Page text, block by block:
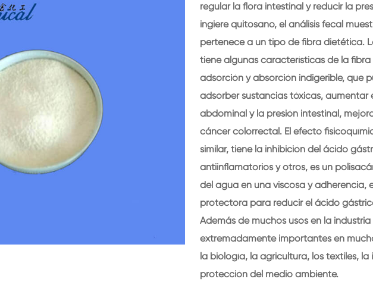
regular la flora intestinal y reducir la
ingiere quitosano, el análisis fecal
pertenece a un tipo de fibra dietética.
tiene algunas características de la
adsorción y absorción indigerible, que
adsorber sustancias tóxicas, aumentar
abdominal y la presión intestinal,
cáncer colorrectal. El efecto
similar, tiene la inhibición del ácido
antiinflamatorios y otros, es un
del agua en una viscosa y
protectora para reducir el ácido
Además de muchos usos en la
extremadamente importantes en
la biología, la agricultura, los textiles,
protección del medio ambiente.